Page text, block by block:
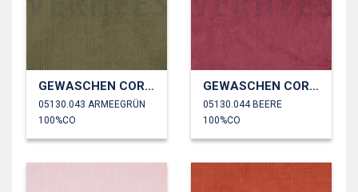
GEWASCHEN CORD 4.5W
05130.043 ARMEEGRÜN
100%CO
GEWASCHEN CORD 4.5W
05130.044 BEERE
100%CO